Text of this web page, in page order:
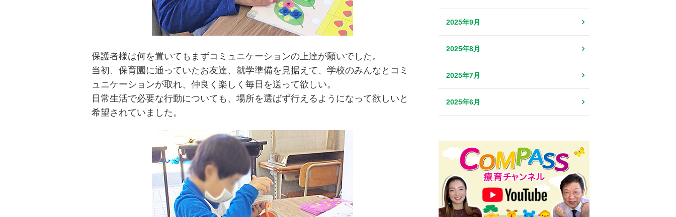
保護者様は何を置いてもまずコミュニケーションの上達が願いでした。
当初、保育園に通っていたお友達、就学準備を見据えて、学校のみんなとコミ
ュニケーションが取れ、仲良く楽しく毎日を送って欲しい。
日常生活で必要な行動についても、場所を選ばず行えるようになって欲しいと
希望されていました。
2025年9月
2025年8月
2025年7月
2025年6月